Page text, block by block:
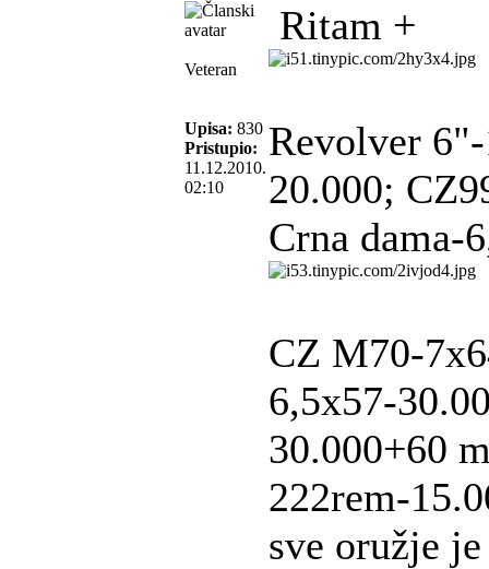
Veteran
Upisa: 830
Pristupio:
11.12.2010.
02:10
Ritam +
Revolver
20.000;
Crna dama-
CZ M70-
6,5x57-
30.000+60
222rem-
sve oružje